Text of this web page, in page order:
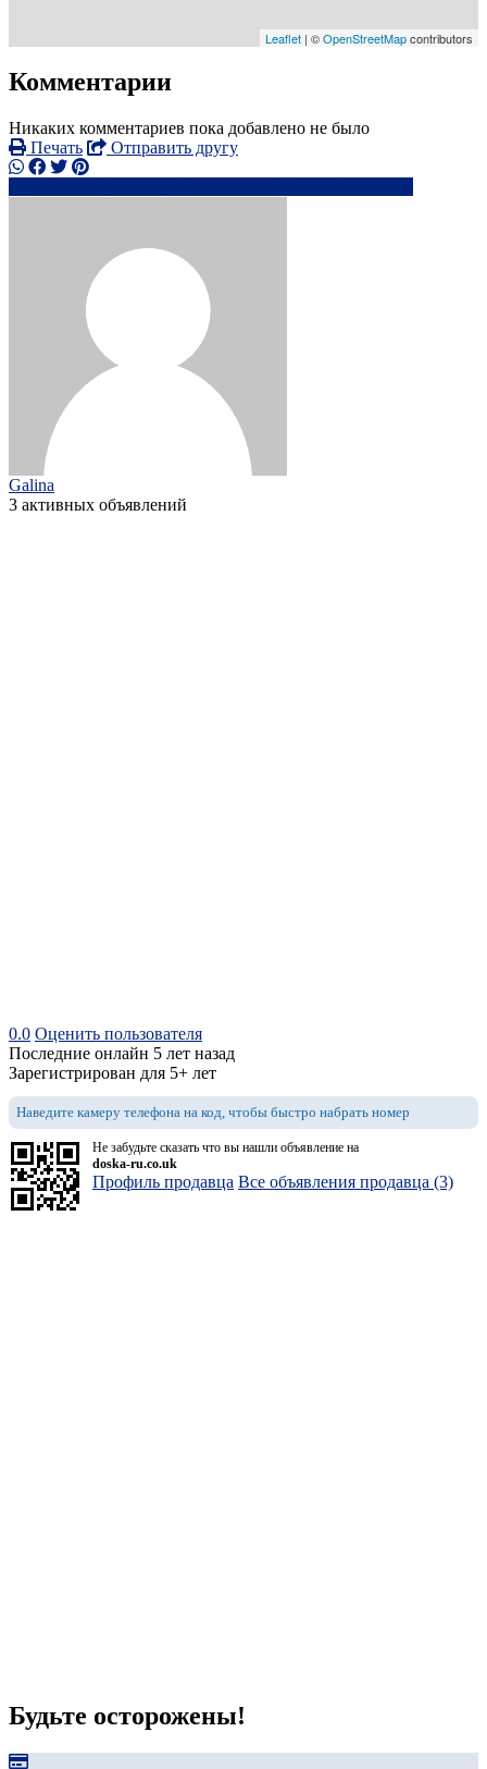
Leaflet | ©OpenStreetMapcontributors
Комментарии
Никаких комментариев пока добавлено не было
Печать
Отправить другу
Galina
3 активных объявлений
0.0 Оценить пользователя
Последние онлайн 5 лет назад
Зарегистрирован для 5+ лет
Наведите камеру телефона на код, чтобы быстро набрать номер
Не забудьте сказать что вы нашли объявление на
doska-ru.co.uk
Профиль продавца Все объявления продавца (3)
Будьте осторожены!